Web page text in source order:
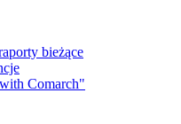
bieżące
Comarch"